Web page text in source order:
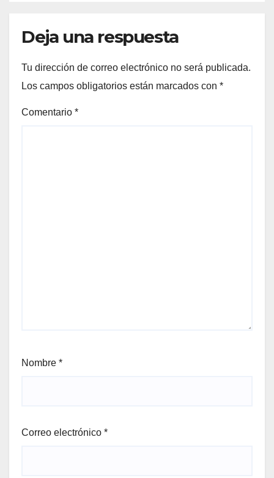
Deja una respuesta
Tu dirección de correo electrónico no será publicada.
Los campos obligatorios están marcados con *
Comentario *
Nombre *
Correo electrónico *